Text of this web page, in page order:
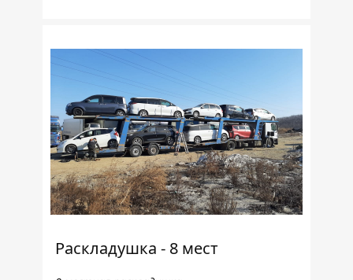
Раскладушка - 8 мест